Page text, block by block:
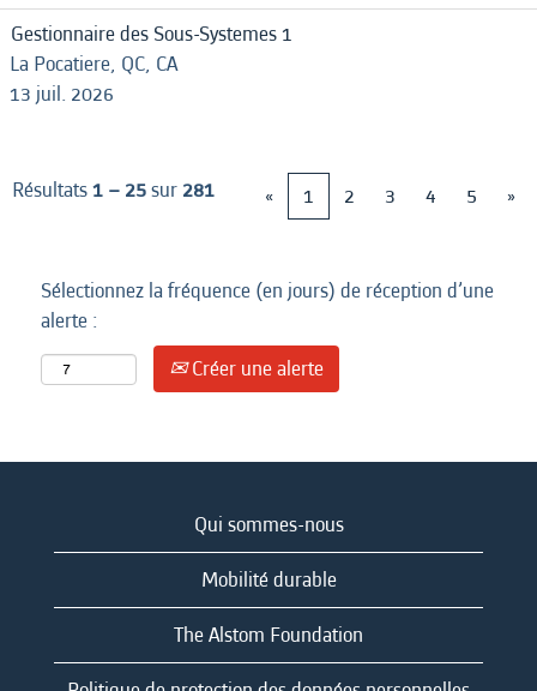
Gestionnaire des Sous-Systemes 1
La Pocatiere, QC, CA
13 juil. 2026
Résultats1 – 25sur 281 « 1 2 3 4 5 »
Sélectionnez la fréquence (en jours) de réception d’une
alerte :
Créer une alerte
Qui sommes-nous
Mobilité durable
The Alstom Foundation